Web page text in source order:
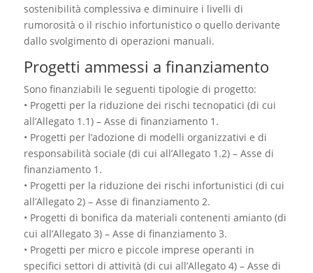
sostenibilità complessiva e diminuire i livelli di
rumorosità o il rischio infortunistico o quello derivante
dallo svolgimento di operazioni manuali.
Progetti ammessi a finanziamento
Sono finanziabili le seguenti tipologie di progetto:
• Progetti per la riduzione dei rischi tecnopatici (di cui
all’Allegato 1.1) – Asse di finanziamento 1.
• Progetti per l’adozione di modelli organizzativi e di
responsabilità sociale (di cui all’Allegato 1.2) – Asse di
finanziamento 1.
• Progetti per la riduzione dei rischi infortunistici (di cui
all’Allegato 2) – Asse di finanziamento 2.
• Progetti di bonifica da materiali contenenti amianto (di
cui all’Allegato 3) – Asse di finanziamento 3.
• Progetti per micro e piccole imprese operanti in
specifici settori di attività (di cui all’Allegato 4) – Asse di